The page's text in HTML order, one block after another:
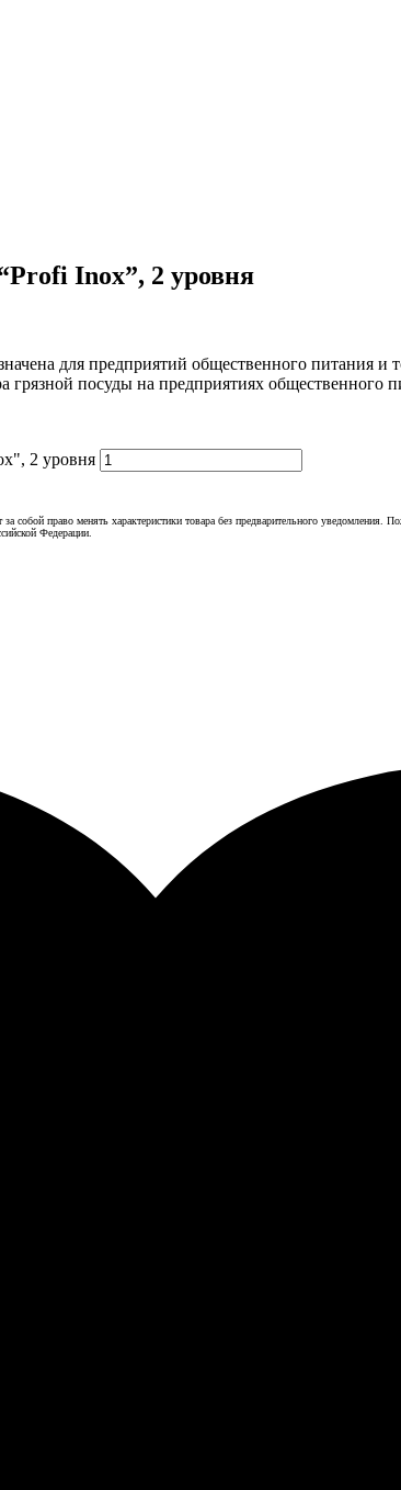
Inox”, 2 уровня
для предприятий общественного питания и
грязной посуды на предприятиях общественного
2 уровня
собой право менять характеристики товара без предварительного
Федерации.